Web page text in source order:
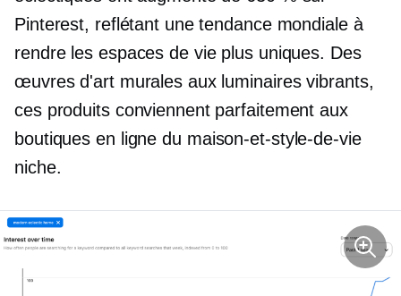
Pinterest, reflétant une tendance mondiale à
rendre les espaces de vie plus uniques. Des
œuvres d'art murales aux luminaires vibrants,
ces produits conviennent parfaitement aux
boutiques en ligne du maison-et-style-de-vie
niche.